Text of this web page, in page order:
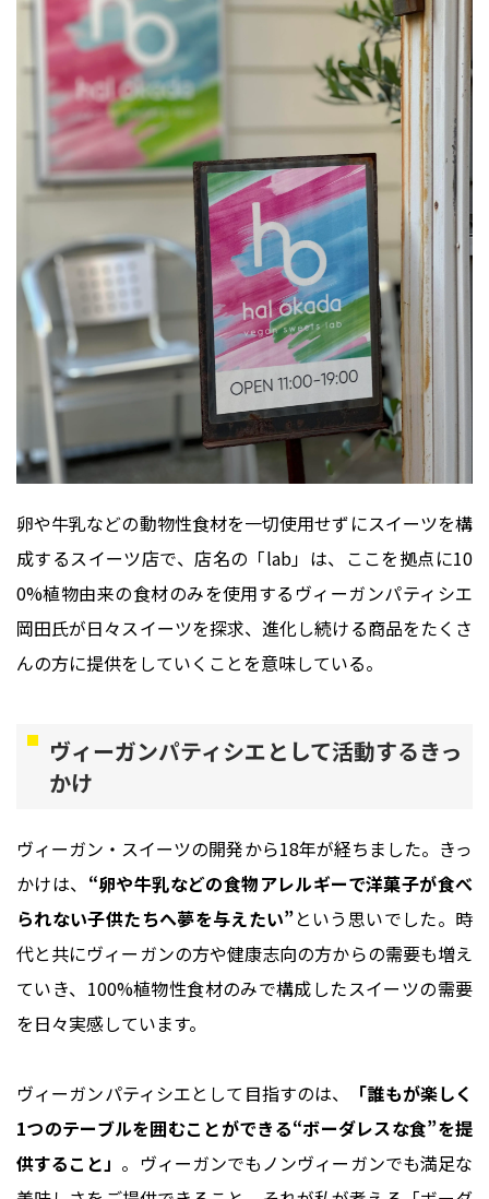
卵や牛乳などの動物性食材を一切使用せずにスイーツを構
成するスイーツ店で、店名の「lab」は、ここを拠点に10
0%植物由来の食材のみを使用するヴィーガンパティシエ
岡田氏が日々スイーツを探求、進化し続ける商品をたくさ
んの方に提供をしていくことを意味している。
ヴィーガンパティシエとして活動するきっ
かけ
ヴィーガン・スイーツの開発から18年が経ちました。きっ
かけは、 “卵や牛乳などの食物アレルギーで洋菓子が食べ
られない子供たちへ夢を与えたい”という思いでした。時
代と共にヴィーガンの方や健康志向の方からの需要も増え
ていき、100%植物性食材のみで構成したスイーツの需要
を日々実感しています。
ヴィーガンパティシエとして目指すのは、
「誰もが楽しく
1つのテーブルを囲むことができる“ボーダレスな食”を提
供すること」 。ヴィーガンでもノンヴィーガンでも満足な